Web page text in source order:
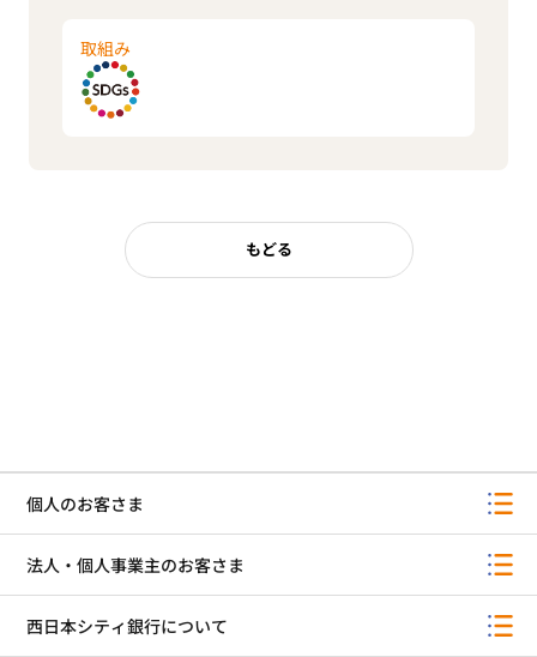
取組み
もどる
個人のお客さま
法人・個人事業主のお客さま
西日本シティ銀行について